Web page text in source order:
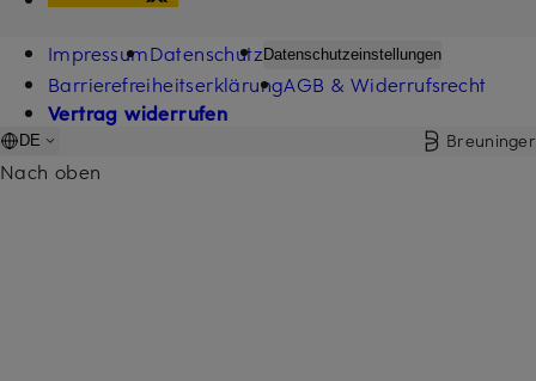
ImpressumDatenschutz Datenschutzeinstellungen
BarrierefreiheitserklärungAGB & Widerrufsrecht
Vertrag widerrufen
DE Breuninger
Nach oben